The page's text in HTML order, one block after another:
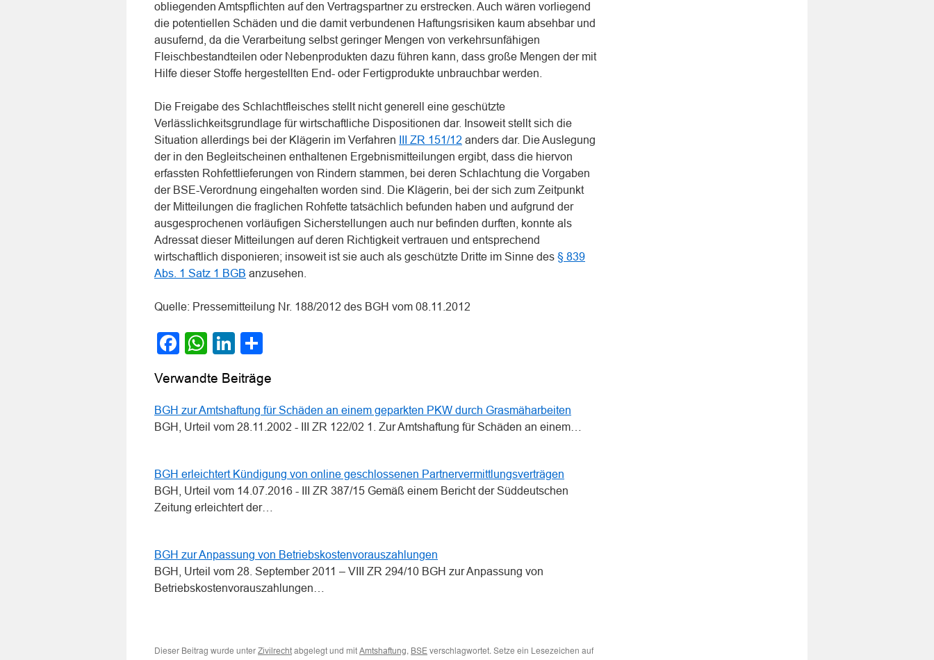
obliegenden Amtspflichten auf den Vertragspartner zu erstrecken. Auch wären vorliegend
die potentiellen Schäden und die damit verbundenen Haftungsrisiken kaum absehbar und
ausufernd, da die Verarbeitung selbst geringer Mengen von verkehrsunfähigen
Fleischbestandteilen oder Nebenprodukten dazu führen kann, dass große Mengen der mit
Hilfe dieser Stoffe hergestellten End- oder Fertigprodukte unbrauchbar werden.
Die Freigabe des Schlachtfleisches stellt nicht generell eine geschützte
Verlässlichkeitsgrundlage für wirtschaftliche Dispositionen dar. Insoweit stellt sich die
Situation allerdings bei der Klägerin im Verfahren
III ZR 151/12 anders dar. Die Auslegung
der in den Begleitscheinen enthaltenen Ergebnismitteilungen ergibt, dass die hiervon
erfassten Rohfettlieferungen von Rindern stammen, bei deren Schlachtung die Vorgaben
der BSE-Verordnung eingehalten worden sind. Die Klägerin, bei der sich zum Zeitpunkt
der Mitteilungen die fraglichen Rohfette tatsächlich befunden haben und aufgrund der
ausgesprochenen vorläufigen Sicherstellungen auch nur befinden durften, konnte als
Adressat dieser Mitteilungen auf deren Richtigkeit vertrauen und entsprechend
wirtschaftlich disponieren; insoweit ist sie auch als geschützte Dritte im Sinne des § 839
Abs. 1 Satz 1 BGB anzusehen.
Quelle: Pressemitteilung Nr. 188/2012 des BGH vom 08.11.2012
Facebook
WhatsApp
LinkedIn
Verwandte Beiträge
BGH zur Amtshaftung für Schäden an einem geparkten PKW durch Grasmäharbeiten
BGH, Urteil vom 28.11.2002 - III ZR 122/02 1. Zur Amtshaftung für Schäden an einem…
BGH erleichtert Kündigung von online geschlossenen Partnervermittlungsverträgen
BGH, Urteil vom 14.07.2016 - III ZR 387/15 Gemäß einem Bericht der Süddeutschen
Zeitung erleichtert der…
BGH zur Anpassung von Betriebskostenvorauszahlungen
BGH, Urteil vom 28. September 2011 – VIII ZR 294/10 BGH zur Anpassung von
Betriebskostenvorauszahlungen…
Dieser Beitrag wurde unter Zivilrecht abgelegt und mit Amtshaftung, BSE verschlagwortet. Setze ein Lesezeichen auf